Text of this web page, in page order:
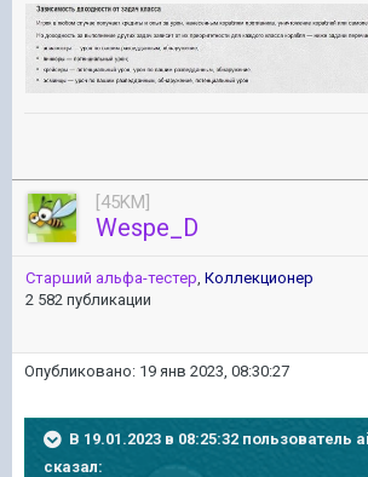
[45KM]
Wespe_D
Старший альфа-тестер, Коллекционер
2 582 публикации
Опубликовано: 19 янв 2023, 08:30:27
В 19.01.2023 в 08:25:32 пользователь
сказал: